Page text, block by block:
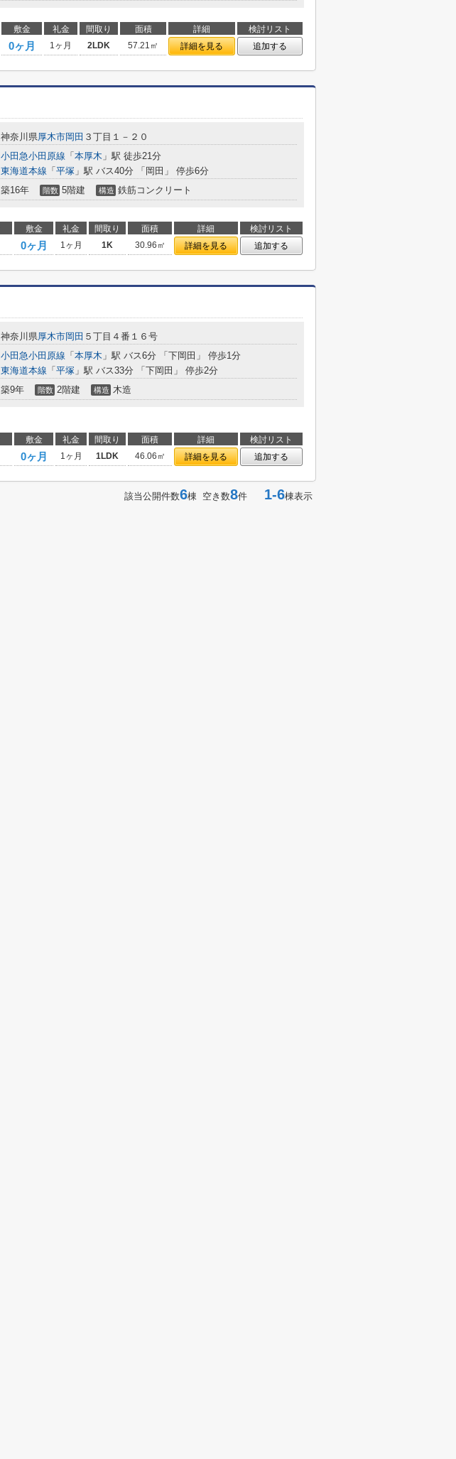
敷金 礼金 間取り 面積 詳細
検討リスト
0ヶ月 1ヶ月 2LDK 57.21㎡ 詳細を見る 追加する
神奈川県厚木市岡田 ３丁目１－２０
小田急小田原線 「 本厚木 」駅 徒歩21分
東海道本線 「 平塚 」駅 バス40分 「岡田」 停歩6分
築16年 階数 5階建 構造 鉄筋コンクリート
敷金 礼金 間取り 面積 詳細
検討リスト
0ヶ月 1ヶ月 1K 30.96㎡ 詳細を見る 追加する
神奈川県厚木市岡田 ５丁目４番１６号
小田急小田原線 「 本厚木 」駅 バス6分 「下岡田」 停歩1分
東海道本線 「 平塚 」駅 バス33分 「下岡田」 停歩2分
築9年 階数 2階建 構造 木造
敷金 礼金 間取り 面積 詳細
検討リスト
0ヶ月 1ヶ月 1LDK 46.06㎡ 詳細を見る 追加する
該当公開件数6棟 空き数8件 1-6棟表示